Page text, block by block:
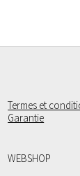
Termes et
Garantie
WEBSHOP